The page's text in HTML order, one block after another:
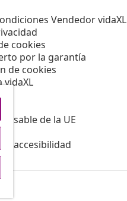
Vendedor vidaXL
cookies
por la garantía
de cookies
vidaXL
de la UE
accesibilidad